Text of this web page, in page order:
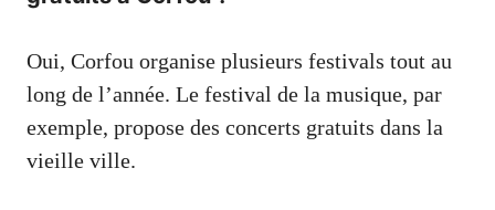
Oui, Corfou organise plusieurs festivals tout au
long de l’année. Le festival de la musique, par
exemple, propose des concerts gratuits dans la
vieille ville.